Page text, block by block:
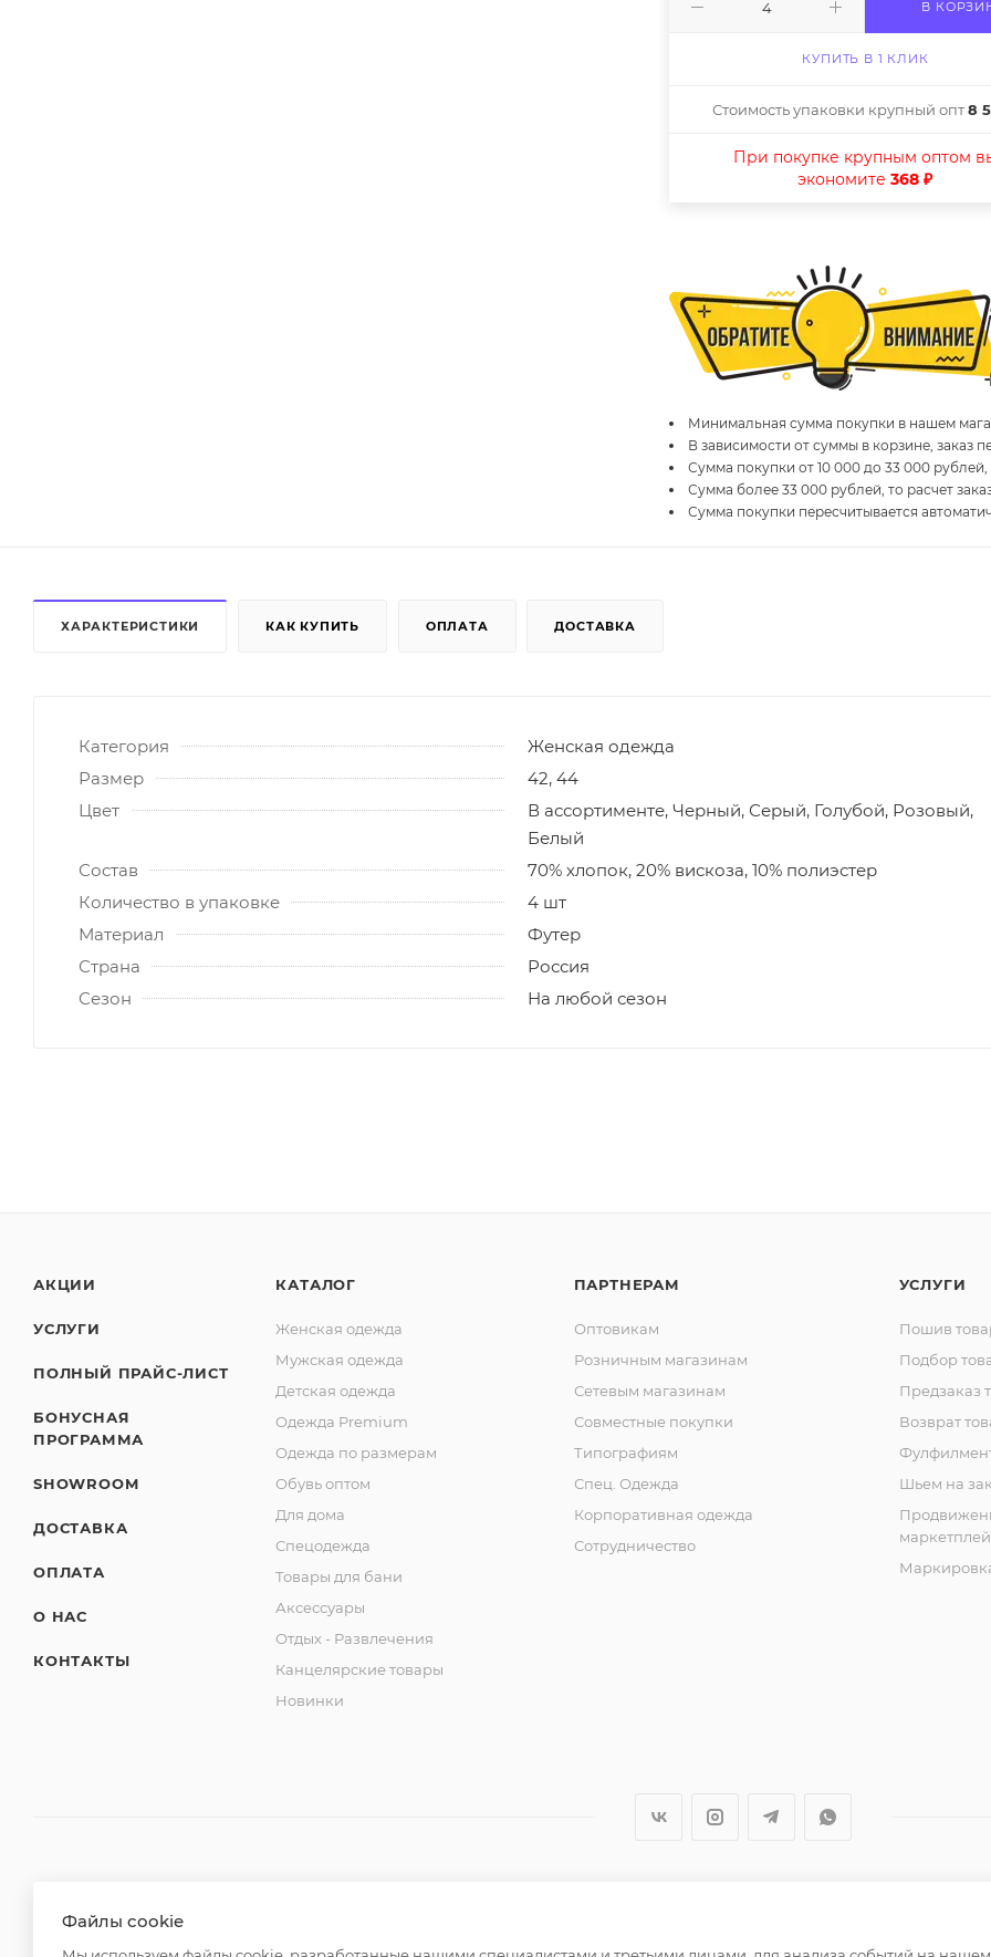
В
КУПИТЬ В 1 КЛИК
Стоимость упаковки крупный опт8
При покупке крупным оптом
экономите368 ₽
Минимальная сумма покупки в нашем
В зависимости от суммы в корзине, заказ
Сумма покупки от 10 000 до 33 000 рублей,
Сумма более 33 000 рублей, то расчет
Сумма покупки пересчитывается
ХАРАКТЕРИСТИКИ КАК КУПИТЬ ОПЛАТА ДОСТАВКА
Категория
Женская одежда
Размер
42, 44
Цвет
В ассортименте, Черный, Серый, Голубой, Розовый,
Белый
Состав
70% хлопок, 20% вискоза, 10% полиэстер
Количество в упаковке
4 шт
Материал
Футер
Страна
Россия
Сезон
На любой сезон
АКЦИИ
УСЛУГИ
ПОЛНЫЙ ПРАЙС-ЛИСТ
БОНУСНАЯ
ПРОГРАММА
SHOWROOM
ДОСТАВКА
ОПЛАТА
О НАС
КОНТАКТЫ
КАТАЛОГ
Женская одежда
Мужская одежда
Детская одежда
Одежда Premium
Одежда по размерам
Обувь оптом
Для дома
Спецодежда
Товары для бани
Аксессуары
Отдых - Развлечения
Канцелярские товары
Новинки
ПАРТНЕРАМ
Оптовикам
Розничным магазинам
Сетевым магазинам
Совместные покупки
Типографиям
Спец. Одежда
Корпоративная одежда
Сотрудничество
УСЛУГИ
Пошив
Подбор
Предзаказ
Возврат
Шьем на
Любая информация на сайте носит справочный характер и не является публичной офертой определяемой
Файлы cookie